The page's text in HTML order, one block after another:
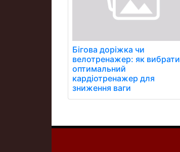
Бігова доріжка чи
велотренажер: як вибрати
оптимальний
кардіотренажер для
зниження ваги